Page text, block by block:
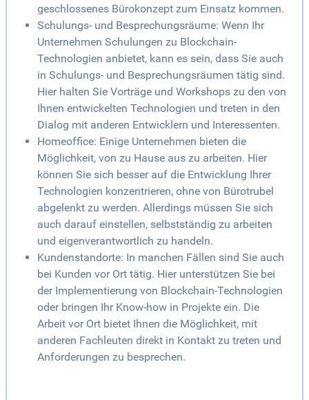
geschlossenes Bürokonzept zum Einsatz kommen.
Schulungs- und Besprechungsräume: Wenn Ihr
Unternehmen Schulungen zu Blockchain-
Technologien anbietet, kann es sein, dass Sie auch
in Schulungs- und Besprechungsräumen tätig sind.
Hier halten Sie Vorträge und Workshops zu den von
Ihnen entwickelten Technologien und treten in den
Dialog mit anderen Entwicklern und Interessenten.
Homeoffice: Einige Unternehmen bieten die
Möglichkeit, von zu Hause aus zu arbeiten. Hier
können Sie sich besser auf die Entwicklung Ihrer
Technologien konzentrieren, ohne von Bürotrubel
abgelenkt zu werden. Allerdings müssen Sie sich
auch darauf einstellen, selbstständig zu arbeiten
und eigenverantwortlich zu handeln.
Kundenstandorte: In manchen Fällen sind Sie auch
bei Kunden vor Ort tätig. Hier unterstützen Sie bei
der Implementierung von Blockchain-Technologien
oder bringen Ihr Know-how in Projekte ein. Die
Arbeit vor Ort bietet Ihnen die Möglichkeit, mit
anderen Fachleuten direkt in Kontakt zu treten und
Anforderungen zu besprechen.